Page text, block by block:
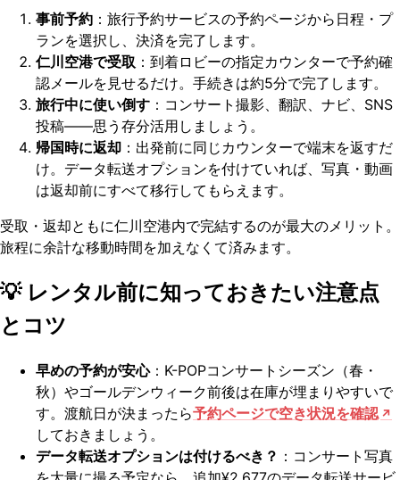
事前予約 ：旅行予約サービスの予約ページから日程・プ
ランを選択し、決済を完了します。
仁川空港で受取 ：到着ロビーの指定カウンターで予約確
認メールを見せるだけ。手続きは約5分で完了します。
旅行中に使い倒す ：コンサート撮影、翻訳、ナビ、SNS
投稿——思う存分活用しましょう。
帰国時に返却 ：出発前に同じカウンターで端末を返すだ
け。データ転送オプションを付けていれば、写真・動画
は返却前にすべて移行してもらえます。
受取・返却ともに仁川空港内で完結するのが最大のメリット。
旅程に余計な移動時間を加えなくて済みます。
💡 レンタル前に知っておきたい注意点
とコツ
早めの予約が安心：K-POPコンサートシーズン（春・
秋）やゴールデンウィーク前後は在庫が埋まりやすいで
す。渡航日が決まったら予約ページで空き状況を確認
しておきましょう。
データ転送オプションは付けるべき？ ：コンサート写真